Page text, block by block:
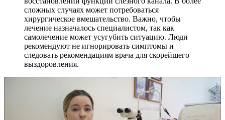
сложных случаях может потребоваться
хирургическое вмешательство. Важно, чтобы
лечение назначалось специалистом, так как
самолечение может усугубить ситуацию. Люди
рекомендуют не игнорировать симптомы и
следовать рекомендациям врача для скорейшего
выздоровления.